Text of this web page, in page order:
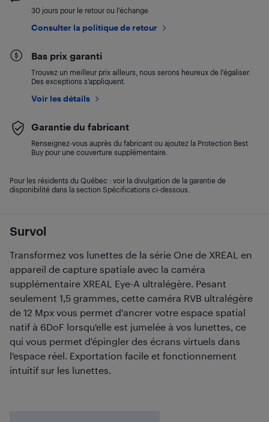
Survol
Transformez vos lunettes de la série One de XREAL en
appareil de capture spatiale avec la caméra
supplémentaire XREAL Eye-A ultralégère. Pesant
seulement 1,5 grammes, cette caméra RVB ultralégère
de 12 Mpx vous permet d'ancrer votre espace spatial
natif à 6DoF lorsqu'elle est jumelée à vos lunettes, ce
qui vous permet d'épingler des écrans virtuels dans
l'espace réel. Exportation facile et fonctionnement
intuitif sur les lunettes.
30 jours pour le retour ou l’échange
Consulter la politique de retour
Bas prix garanti
Trouvez un meilleur prix ailleurs, nous serons heureux de l’égaliser.
Des exceptions s’appliquent.
Voir les détails
Garantie du fabricant
Renseignez-vous auprès du fabricant ou ajoutez la Protection Best
Buy pour une couverture supplémentaire.
Pour les résidents du Québec : voir la divulgation de la garantie de
disponibilité dans la section Spécifications ci-dessous.